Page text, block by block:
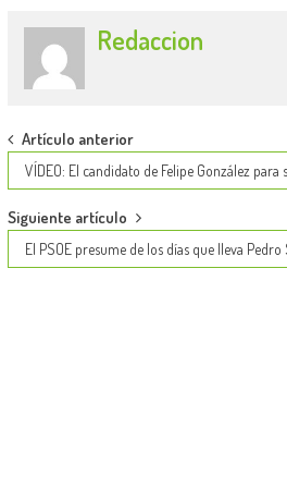
Redaccion
Post
navigation
Artículo anterior
VÍDEO: El candidato de Felipe González
Siguiente artículo
El PSOE presume de los días que lleva